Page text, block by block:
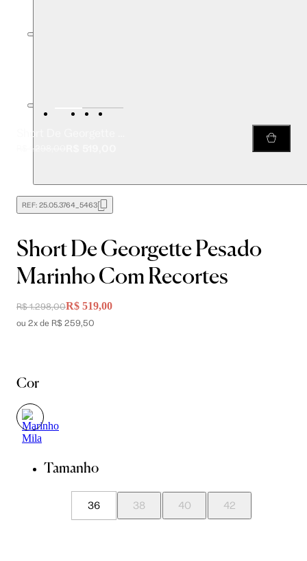
R$ 1.298,00
REF: 25.05.3764_5463
Short De Georgette Pesado
Marinho Com Recortes
R$ 1.298,00R$ 519,00
ou 2x de R$ 259,50
Cor
Tamanho
36 38 40 42